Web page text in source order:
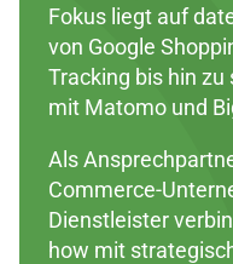
Fokus liegt auf
von Google
Tracking bis hin
mit Matomo und
Als
Commerce-
Dienstleister
how mit